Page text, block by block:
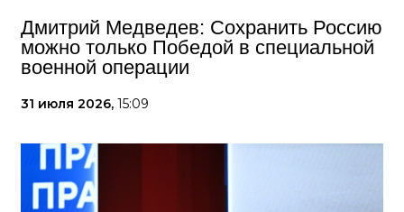
Дмитрий Медведев: Сохранить Россию
можно только Победой в специальной
военной операции
31 июля 2026, 15:09